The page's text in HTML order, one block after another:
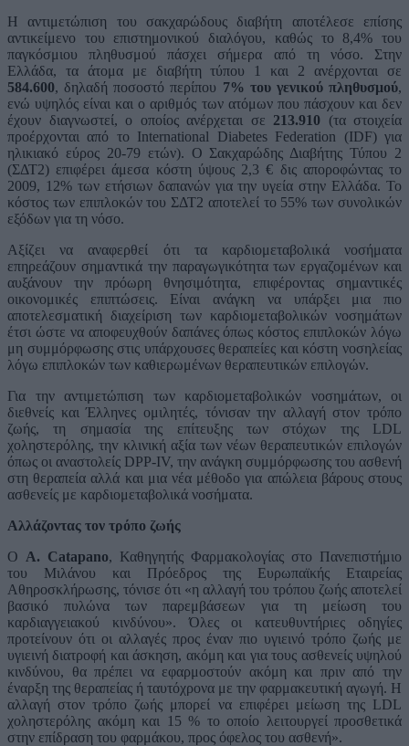
Η αντιμετώπιση του σακχαρώδους διαβήτη αποτέλεσε επίσης
αντικείμενο του επιστημονικού διαλόγου, καθώς το 8,4% του
παγκόσμιου πληθυσμού πάσχει σήμερα από τη νόσο. Στην
Ελλάδα, τα άτομα με διαβήτη τύπου 1 και 2 ανέρχονται σε
584.600, δηλαδή ποσοστό περίπου 7% του γενικού πληθυσμού,
ενώ υψηλός είναι και ο αριθμός των ατόμων που πάσχουν και δεν
έχουν διαγνωστεί, ο οποίος ανέρχεται σε 213.910 (τα στοιχεία
προέρχονται από το International Diabetes Federation (IDF) για
ηλικιακό εύρος 20-79 ετών). Ο Σακχαρώδης Διαβήτης Τύπου 2
(ΣΔΤ2) επιφέρει άμεσα κόστη ύψους 2,3 € δις αποροφώντας το
2009, 12% των ετήσιων δαπανών για την υγεία στην Ελλάδα. Το
κόστος των επιπλοκών του ΣΔΤ2 αποτελεί το 55% των συνολικών
εξόδων για τη νόσο.
Αξίζει να αναφερθεί ότι τα καρδιομεταβολικά νοσήματα
επηρεάζουν σημαντικά την παραγωγικότητα των εργαζομένων και
αυξάνουν την πρόωρη θνησιμότητα, επιφέροντας σημαντικές
οικονομικές επιπτώσεις. Είναι ανάγκη να υπάρξει μια πιο
αποτελεσματική διαχείριση των καρδιομεταβολικών νοσημάτων
έτσι ώστε να αποφευχθούν δαπάνες όπως κόστος επιπλοκών λόγω
μη συμμόρφωσης στις υπάρχουσες θεραπείες και κόστη νοσηλείας
λόγω επιπλοκών των καθιερωμένων θεραπευτικών επιλογών.
Για την αντιμετώπιση των καρδιομεταβολικών νοσημάτων, οι
διεθνείς και Έλληνες ομιλητές, τόνισαν την αλλαγή στον τρόπο
ζωής, τη σημασία της επίτευξης των στόχων της LDL
χοληστερόλης, τηv κλινική αξία των νέων θεραπευτικών επιλογών
όπως οι αναστολείς DPP-IV, την ανάγκη συμμόρφωσης του ασθενή
στη θεραπεία αλλά και μια νέα μέθοδο για απώλεια βάρους στους
ασθενείς με καρδιομεταβολικά νοσήματα.
Αλλάζοντας τον τρόπο ζωής
Ο A. Catapano, Καθηγητής Φαρμακολογίας στο Πανεπιστήμιο
του Μιλάνου και Πρόεδρος της Ευρωπαϊκής Εταιρείας
Αθηροσκλήρωσης, τόνισε ότι «η αλλαγή του τρόπου ζωής αποτελεί
βασικό πυλώνα των παρεμβάσεων για τη μείωση του
καρδιαγγειακού κινδύνου». Όλες οι κατευθυντήριες οδηγίες
προτείνουν ότι οι αλλαγές προς έναν πιο υγιεινό τρόπο ζωής με
υγιεινή διατροφή και άσκηση, ακόμη και για τους ασθενείς υψηλού
κινδύνου, θα πρέπει να εφαρμοστούν ακόμη και πριν από την
έναρξη της θεραπείας ή ταυτόχρονα με την φαρμακευτική αγωγή. Η
αλλαγή στον τρόπο ζωής μπορεί να επιφέρει μείωση της LDL
χοληστερόλης ακόμη και 15 % το οποίο λειτουργεί προσθετικά
στην επίδραση του φαρμάκου, προς όφελος του ασθενή».